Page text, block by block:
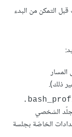
التمكن من البدء
ذلك).
الشخصي
الخاصّة بجلسة